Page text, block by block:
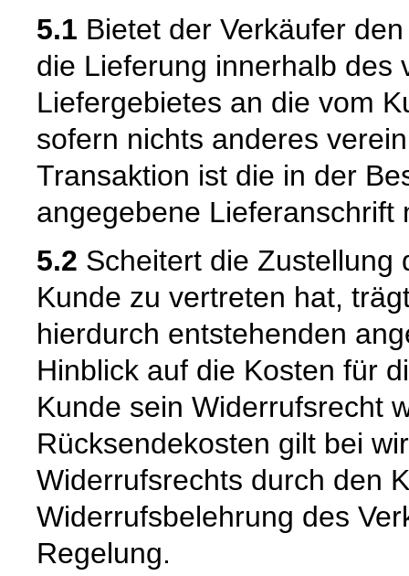
5.1 Bietet der Verkäufer
die Lieferung innerhalb des
Liefergebietes an die vom
sofern nichts anderes
Transaktion ist die in der
angegebene Lieferanschrift
5.2 Scheitert die Zustellung
Kunde zu vertreten hat,
hierdurch entstehenden
Hinblick auf die Kosten für
Kunde sein Widerrufsrecht
Rücksendekosten gilt bei
Widerrufsrechts durch den
Widerrufsbelehrung des
Regelung.